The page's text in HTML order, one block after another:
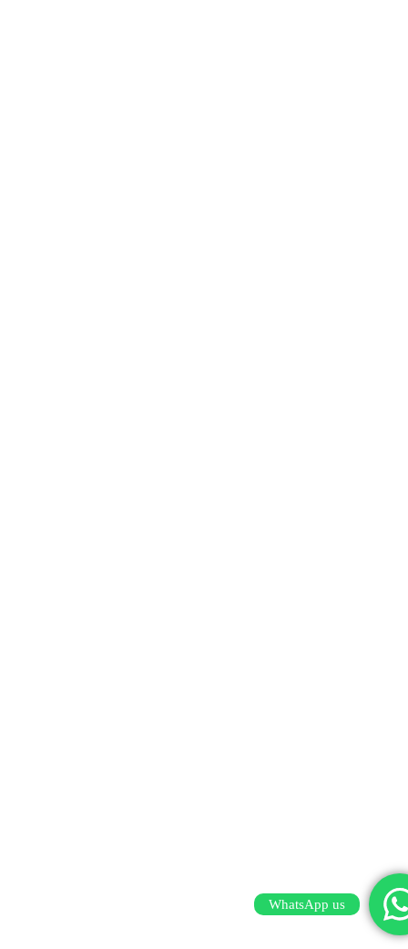
WhatsApp us